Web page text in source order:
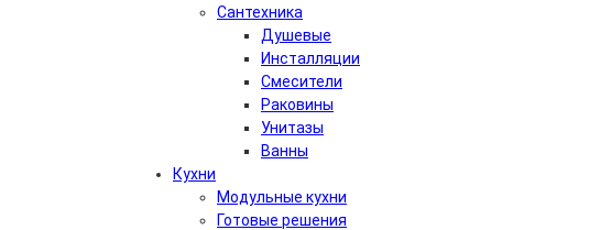
Сантехника
Душевые
Инсталляции
Смесители
Раковины
Унитазы
Ванны
Кухни
Модульные кухни
Готовые решения